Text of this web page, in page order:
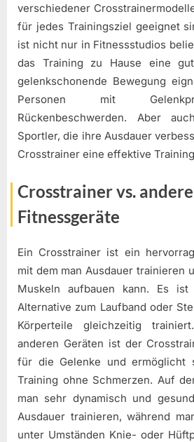
verschiedener
für jedes Trainingsziel geeignet
ist nicht nur in Fitnessstudios
das Training zu Hause eine
gelenkschonende Bewegung
Personen mit
Rückenbeschwerden. Aber
Sportler, die ihre Ausdauer
Crosstrainer eine effektive
Crosstrainer vs. andere
Fitnessgeräte
Ein Crosstrainer ist ein
mit dem man Ausdauer trainieren
Muskeln aufbauen kann. Es
Alternative zum Laufband oder
Körperteile gleichzeitig
anderen Geräten ist der
für die Gelenke und ermöglicht
Training ohne Schmerzen. Auf
man sehr dynamisch und
Ausdauer trainieren, während
unter Umständen Knie- oder